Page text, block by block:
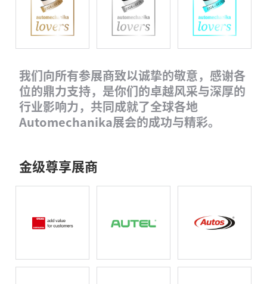
我们向所有参展商致以诚挚的敬意，感谢各
位的鼎力支持，是你们的卓越风采与深厚的
行业影响力，共同成就了全球各地
Automechanika展会的成功与精彩。
金级尊享展商